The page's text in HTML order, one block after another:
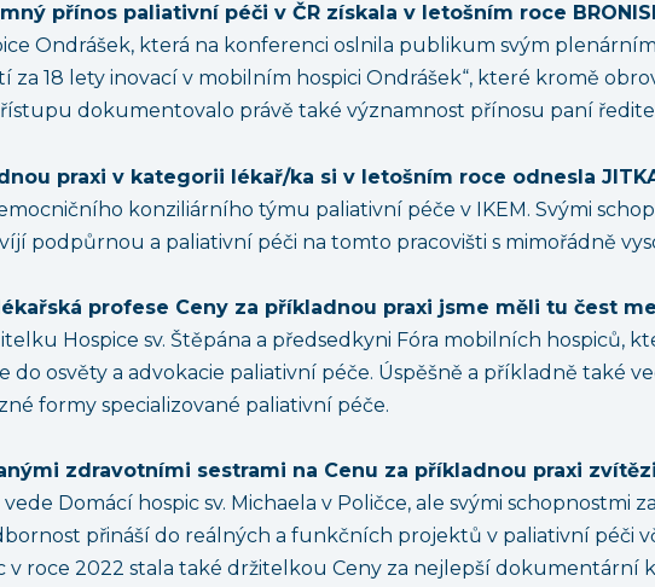
přínos paliativní péči v ČR získala v letošním roce
Ondrášek, která na konferenci oslnila publikum svým
za 18 lety inovací v mobilním hospici Ondrášek“, které kromě
dokumentovalo právě také významnost přínosu paní
praxi v kategorii lékař/ka si v letošním roce odnesla JITKA
konziliárního týmu paliativní péče v IKEM. Svými
podpůrnou a paliativní péči na tomto pracovišti s mimořádně
profese Ceny za příkladnou praxi jsme měli tu čest
Hospice sv. Štěpána a předsedkyni Fóra mobilních hospiců,
do osvěty a advokacie paliativní péče. Úspěšně a příkladně také
formy specializované paliativní péče.
zdravotními sestrami na Cenu za příkladnou praxi
Domácí hospic sv. Michaela v Poličce, ale svými schopnostmi
přináší do reálných a funkčních projektů v paliativní péči
v roce 2022 stala také držitelkou Ceny za nejlepší dokumentární